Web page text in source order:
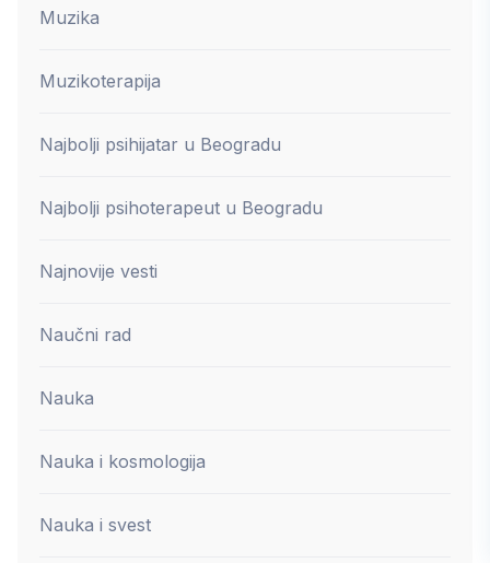
Muzika
Muzikoterapija
Najbolji psihijatar u Beogradu
Najbolji psihoterapeut u Beogradu
Najnovije vesti
Naučni rad
Nauka
Nauka i kosmologija
Nauka i svest